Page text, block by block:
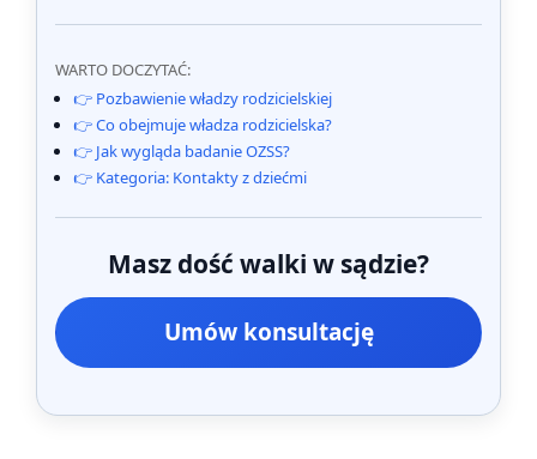
WARTO DOCZYTAĆ:
👉 Pozbawienie władzy rodzicielskiej
👉 Co obejmuje władza rodzicielska?
👉 Jak wygląda badanie OZSS?
👉 Kategoria: Kontakty z dziećmi
Masz dość walki w sądzie?
Umów konsultację